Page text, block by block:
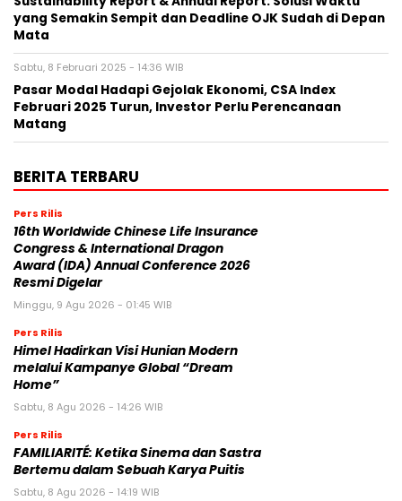
yang Semakin Sempit dan Deadline OJK Sudah di Depan
Mata
Sabtu, 8 Februari 2025 - 14:36 WIB
Pasar Modal Hadapi Gejolak Ekonomi, CSA Index
Februari 2025 Turun, Investor Perlu Perencanaan
Matang
BERITA TERBARU
Pers Rilis
16th Worldwide Chinese Life Insurance
Congress & International Dragon
Award (IDA) Annual Conference 2026
Resmi Digelar
Minggu, 9 Agu 2026 - 01:45 WIB
Pers Rilis
Himel Hadirkan Visi Hunian Modern
melalui Kampanye Global “Dream
Home”
Sabtu, 8 Agu 2026 - 14:26 WIB
Pers Rilis
FAMILIARITÉ: Ketika Sinema dan Sastra
Bertemu dalam Sebuah Karya Puitis
Sabtu, 8 Agu 2026 - 14:19 WIB